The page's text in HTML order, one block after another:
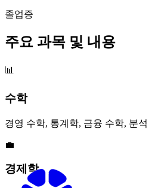
졸업증
주요 과목 및 내용
📊
수학
경영 수학, 통계학, 금융 수학, 분석
💼
경제학